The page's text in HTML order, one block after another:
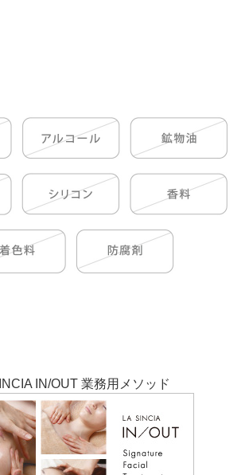
IN/OUT 業務用メソッド